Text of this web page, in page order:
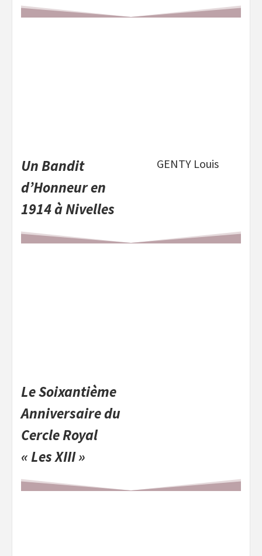
Un Bandit
d’Honneur en
1914 à Nivelles
GENTY Louis
LeSoixantième
Anniversaire du
Cercle Royal
« Les XIII »